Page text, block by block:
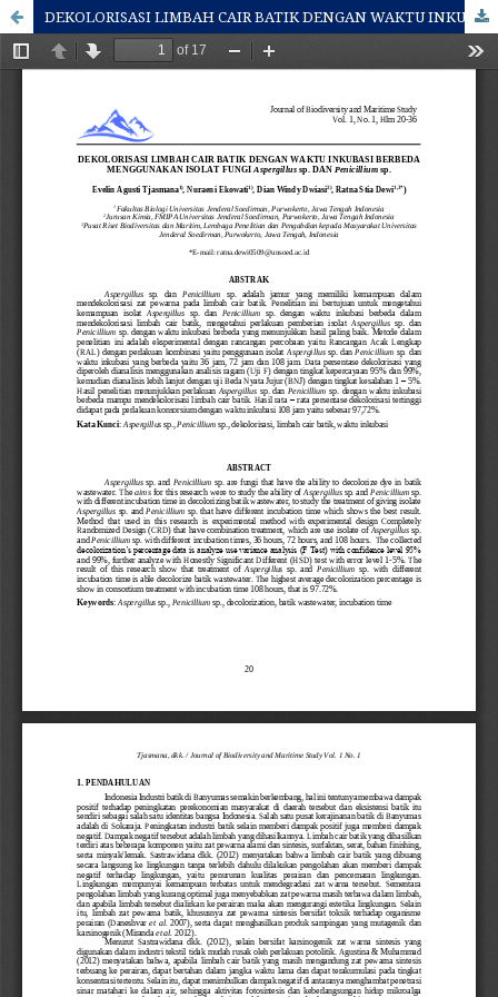
DEKOLORISASI LIMBAH CAIR BATIK DENGAN WAKTU INKUBASI BERBEDA MENGGUNAKAN ISOLAT FUNGI Aspergillus sp. DAN Penicillium sp.